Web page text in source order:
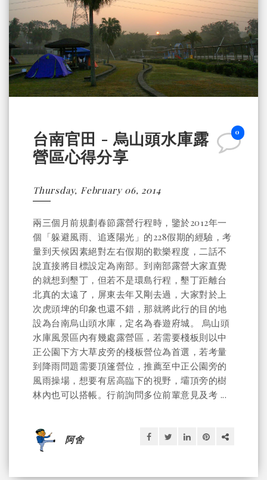
0
台南官田 - 烏山頭水庫露
營區心得分享
Thursday, February 06, 2014
兩三個月前規劃春節露營行程時，鑒於2012年一
個「躲避風雨、追逐陽光」的228假期的經驗，考
量到天候因素絕對左右假期的歡樂程度，二話不
說直接將目標設定為南部。到南部露營大家直覺
的就想到墾丁，但若不是環島行程，墾丁距離台
北真的太遠了，屏東去年又剛去過，大家對於上
次虎頭埤的印象也還不錯，那就將此行的目的地
設為台南烏山頭水庫，定名為春遊府城。 烏山頭
水庫風景區內有幾處露營區，若需要棧板則以中
正公園下方大草皮旁的棧板營位為首選，若考量
到降雨問題需要頂篷營位，推薦至中正公園旁的
風雨操場，想要有居高臨下的視野，壩頂旁的樹
林內也可以搭帳。行前詢問多位前輩意見及考 ...
阿舍